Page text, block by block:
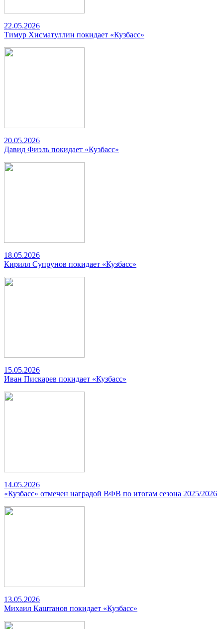
22.05.2026
Тимур Хисматуллин покидает «Кузбасс»
20.05.2026
Давид Фиэль покидает «Кузбасс»
18.05.2026
Кирилл Супрунов покидает «Кузбасс»
15.05.2026
Иван Пискарев покидает «Кузбасс»
14.05.2026
«Кузбасс» отмечен наградой ВФВ по итогам сезона 2025/2026
13.05.2026
Михаил Каштанов покидает «Кузбасс»